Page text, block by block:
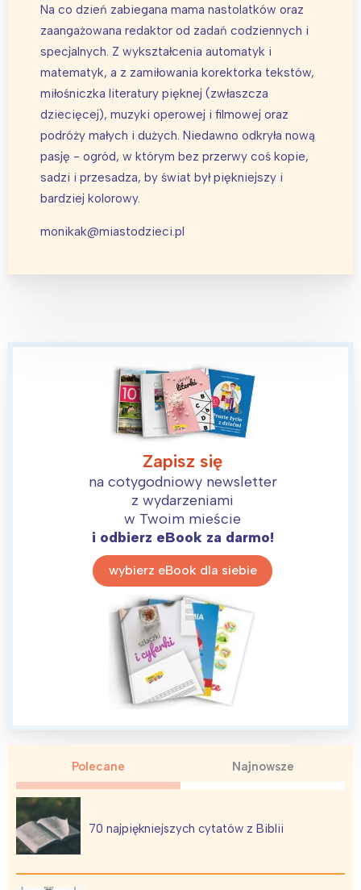
Na co dzień zabiegana mama nastolatków oraz
zaangażowana redaktor od zadań codziennych i
specjalnych. Z wykształcenia automatyk i
matematyk, a z zamiłowania korektorka tekstów,
miłośniczka literatury pięknej (zwłaszcza
dziecięcej), muzyki operowej i filmowej oraz
podróży małych i dużych. Niedawno odkryła nową
pasję - ogród, w którym bez przerwy coś kopie,
sadzi i przesadza, by świat był piękniejszy i
bardziej kolorowy.
monikak@miastodzieci.pl
Zapisz się
na cotygodniowy newsletter
z wydarzeniami
w Twoim mieście
i odbierz eBook za darmo!
wybierz eBook dla siebie
Polecane Najnowsze
70 najpiękniejszych cytatów z Biblii